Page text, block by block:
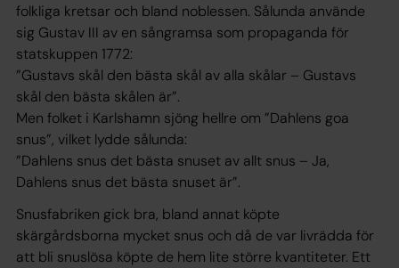
folkliga kretsar och bland noblessen. Sålunda använde
sig Gustav III av en sångramsa som propaganda för
statskuppen 1772:
”Gustavs skål den bästa skål av alla skålar – Gustavs
skål den bästa skålen är”.
Men folket i Karlshamn sjöng hellre om ”Dahlens goa
snus”, vilket lydde sålunda:
”Dahlens snus det bästa snuset av allt snus – Ja,
Dahlens snus det bästa snuset är”.
Snusfabriken gick bra, bland annat köpte
skärgårdsborna mycket snus och då de var livrädda för
att bli snuslösa köpte de hem lite större kvantiteter. Ett